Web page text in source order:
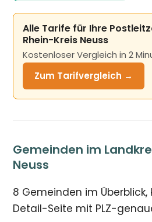
Alle Tarife für Ihre
Rhein-Kreis Neuss
Kostenloser Vergleich in 2
Zum Tarifvergleich →
Gemeinden im
Neuss
8 Gemeinden im Überblick,
Detail-Seite mit PLZ-